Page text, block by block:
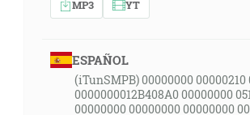
MP3 YT
ESPAÑOL
(iTunSMPB) 00000000 00000210
0000000012B408A0 00000000
00000000 00000000 00000000